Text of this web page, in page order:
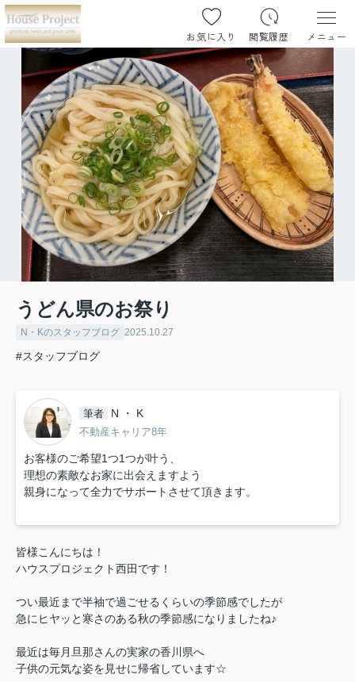
お気に入り 閲覧履歴 メニュー
うどん県のお祭り
N・Kのスタッフブログ 2025.10.27
#スタッフブログ
筆者 N ・ K
不動産キャリア8年
お客様のご希望1つ1つが叶う、
理想の素敵なお家に出会えますよう
親身になって全力でサポートさせて頂きます。
皆様こんにちは！
ハウスプロジェクト西田です！
つい最近まで半袖で過ごせるくらいの季節感でしたが
急にヒヤッと寒さのある秋の季節感になりましたね♪
最近は毎月旦那さんの実家の香川県へ
子供の元気な姿を見せに帰省しています☆